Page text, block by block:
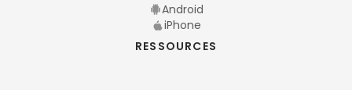
Android
iPhone
RESSOURCES